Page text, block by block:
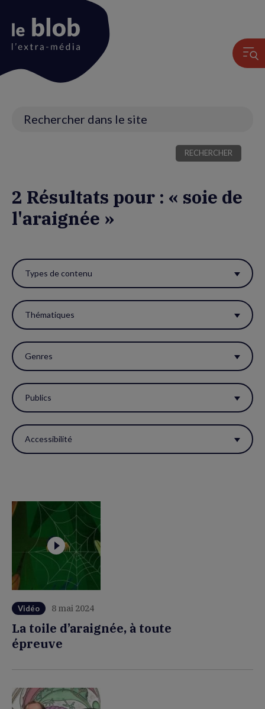
2 Résultats pour : « soie de
l'araignée »
ces
filtres
pour
réactualiser
la
page.
Types de contenu
Thématiques
Genres
Publics
Accessibilité
Vidéo 8 mai 2024
La toile d’araignée, à toute
épreuve